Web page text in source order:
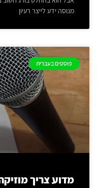
מנוסה ידע לייצר רעיון
פוסטים בעברית
מדוע צריך